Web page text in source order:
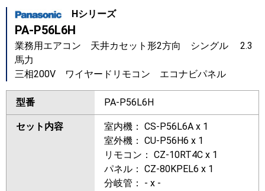
Hシリーズ
PA-P56L6H
業務用エアコン 天井カセット形2方向 シングル 2.3
馬力
三相200V ワイヤードリモコン エコナビパネル
型番 PA-P56L6H
セット内容
室内機： CS-P56L6A x 1
室外機： CU-P56H6 x 1
リモコン： CZ-10RT4C x 1
パネル： CZ-80KPEL6 x 1
分岐管： - x -